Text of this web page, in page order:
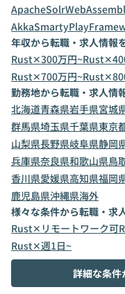
ApacheSolr
AkkaSmarty
年収から転職・求人情報
Rust✕300万円~
Rust✕700万円~
勤務地から転職・求人情
北海道青森県岩手県宮城
群馬県埼玉県千葉県東京
山梨県長野県岐阜県静岡
兵庫県奈良県和歌山県鳥
香川県愛媛県高知県福岡
鹿児島県沖縄県海外
様々な条件から転職・求
Rust✕リモートワーク可
Rust✕週1日~
詳細な条件